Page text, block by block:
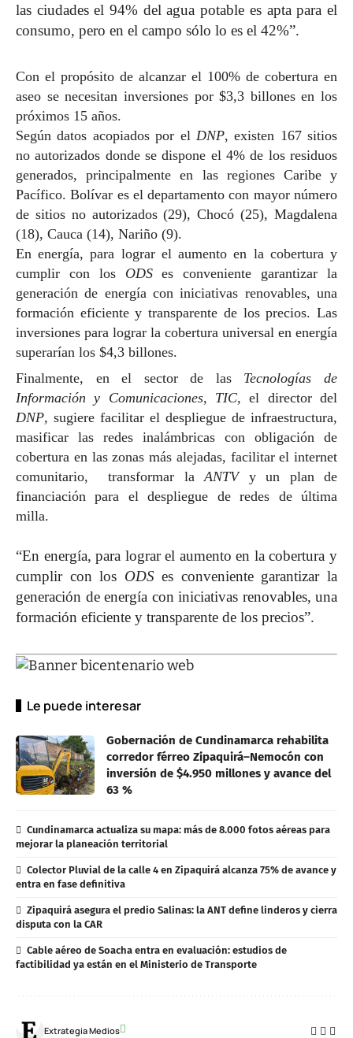
las ciudades el 94% del agua potable es apta para el
consumo, pero en el campo sólo lo es el 42%”.
Con el propósito de alcanzar el 100% de cobertura en
aseo se necesitan inversiones por $3,3 billones en los
próximos 15 años.
Según datos acopiados por el DNP, existen 167 sitios
no autorizados donde se dispone el 4% de los residuos
generados, principalmente en las regiones Caribe y
Pacífico. Bolívar es el departamento con mayor número
de sitios no autorizados (29), Chocó (25), Magdalena
(18), Cauca (14), Nariño (9).
En energía, para lograr el aumento en la cobertura y
cumplir con los ODSes conveniente garantizar la
generación de energía con iniciativas renovables, una
formación eficiente y transparente de los precios. Las
inversiones para lograr la cobertura universal en energía
superarían los $4,3 billones.
Finalmente, en el sector de las Tecnologías de
Información y Comunicaciones, TIC, el director del
DNP, sugiere facilitar el despliegue de infraestructura,
masificar las redes inalámbricas con obligación de
cobertura en las zonas más alejadas, facilitar el internet
comunitario, transformar la ANTVy un plan de
financiación para el despliegue de redes de última
milla.
“En energía, para lograr el aumento en la cobertura y
cumplir con los ODS es conveniente garantizar la
generación de energía con iniciativas renovables, una
formación eficiente y transparente de los precios”.
Le puede interesar
Gobernación de Cundinamarca rehabilita
corredor férreo Zipaquirá–Nemocón con
inversión de $4.950 millones y avance del
63 %
Cundinamarca actualiza su mapa: más de 8.000 fotos aéreas para
mejorar la planeación territorial
Colector Pluvial de la calle 4 en Zipaquirá alcanza 75% de avance y
entra en fase definitiva
Zipaquirá asegura el predio Salinas: la ANT define linderos y cierra
disputa con la CAR
Cable aéreo de Soacha entra en evaluación: estudios de
factibilidad ya están en el Ministerio de Transporte
Extrategia Medios